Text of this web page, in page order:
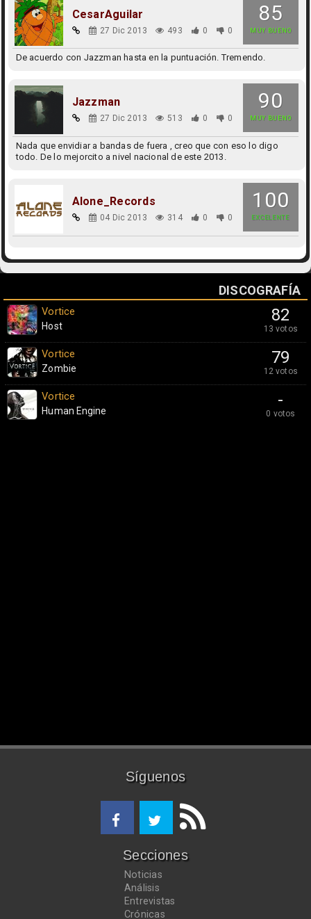
85
MUY BUENO
CesarAguilar
27 Dic 2013 493 0 0
De acuerdo con Jazzman hasta en la puntuación. Tremendo.
90
MUY BUENO
Jazzman
27 Dic 2013 513 0 0
Nada que envidiar a bandas de fuera , creo que con eso lo digo
todo. De lo mejorcito a nivel nacional de este 2013.
100
EXCELENTE
Alone_Records
04 Dic 2013 314 0 0
DISCOGRAFÍA
82
13 votos
Vortice
Host
79
12 votos
Vortice
Zombie
-
0 votos
Vortice
Human Engine
Síguenos
Secciones
Noticias
Análisis
Entrevistas
Crónicas